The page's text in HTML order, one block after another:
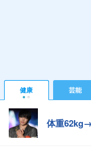
健康 芸能
体重